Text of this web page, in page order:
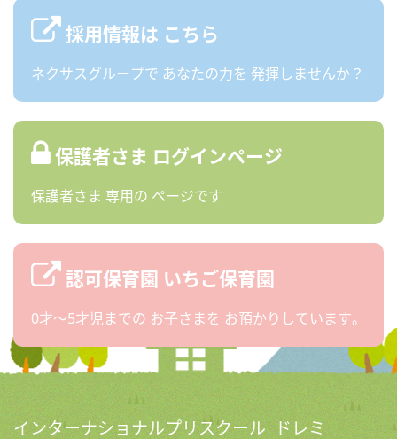
採用情報は こちら
ネクサスグループで あなたの力を 発揮しませんか？
保護者さま ログインページ
保護者さま 専用の ページです
認可保育園 いちご保育園
0才〜5才児までの お子さまを お預かりしています。
インターナショナルプリスクール ドレミ